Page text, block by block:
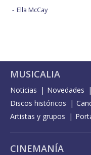
Ella McCay
MUSICALIA
Noticias Novedades
Discos históricos
Artistas y grupos
CINEMANÍA